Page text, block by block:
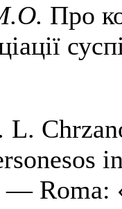
Про
L.
— Roma: